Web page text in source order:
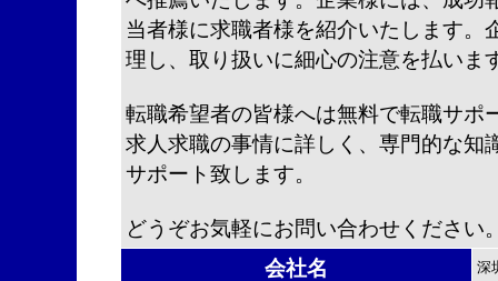
当者様に求職者様を紹介いたします。
理し、取り扱いに細心の注意を払いま
転職希望者の皆様へは無料で転職サポ
求人求職の事情に詳しく、専門的な知
サポート致します。
どうぞお気軽にお問い合わせください
会社名
深